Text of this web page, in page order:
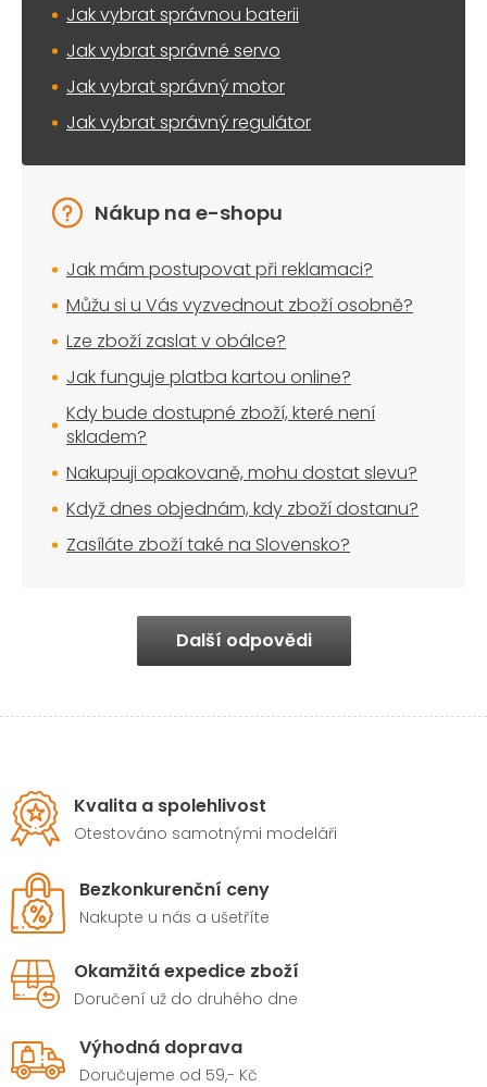
Jak vybrat správnou baterii
Jak vybrat správné servo
Jak vybrat správný motor
Jak vybrat správný regulátor
Nákup na e-shopu
Jak mám postupovat při reklamaci?
Můžu si u Vás vyzvednout zboží osobně?
Lze zboží zaslat v obálce?
Jak funguje platba kartou online?
Kdy bude dostupné zboží, které není
skladem?
Nakupuji opakovaně, mohu dostat slevu?
Když dnes objednám, kdy zboží dostanu?
Zasíláte zboží také na Slovensko?
Další odpovědi
Kvalita a spolehlivost
Otestováno samotnými modeláři
Bezkonkurenční ceny
Nakupte u nás a ušetříte
Okamžitá expedice zboží
Doručení už do druhého dne
Výhodná doprava
Doručujeme od 59,- Kč